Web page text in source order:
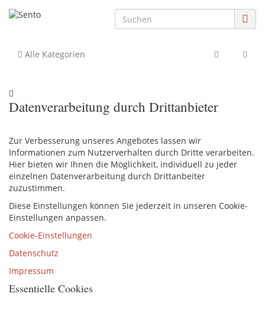
Alle Kategorien
Datenverarbeitung durch Drittanbieter
Zur Verbesserung unseres Angebotes lassen wir
Informationen zum Nutzerverhalten durch Dritte verarbeiten.
Hier bieten wir Ihnen die Möglichkeit, individuell zu jeder
einzelnen Datenverarbeitung durch Drittanbeiter
zuzustimmen.
Diese Einstellungen können Sie jederzeit in unseren Cookie-
Einstellungen anpassen.
Cookie-Einstellungen
Datenschutz
Impressum
Essentielle Cookies